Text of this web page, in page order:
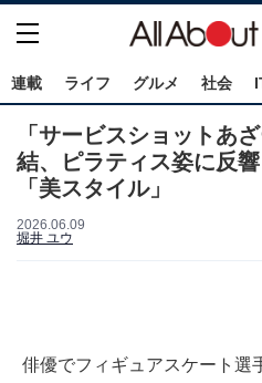
連載 ライフ グルメ 社会
「サービスショットあ
結、ピラティス姿に反
「美スタイル」
2026.06.09
堀井 ユウ
俳優でフィギュアスケート選